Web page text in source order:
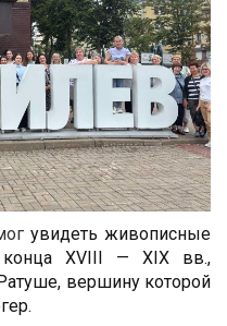
увидеть живописные
XVIII — XIX вв.,
вершину которой